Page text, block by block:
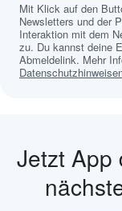
Mit Klick auf den
Newsletters und der
Interaktion mit dem
zu. Du kannst deine
Abmeldelink. Mehr
Jetzt App